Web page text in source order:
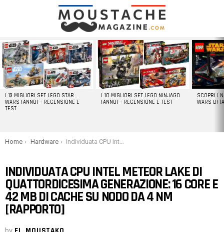
LATEST
STORIES
I 13 MIGLIORI SET LEGO STAR
WARS [ANNO] – RECENSIONE E
TEST
I 10 MIGLIORI SET LEGO NINJAGO
[ANNO] – RECENSIONE E TEST
SCOPRI I
WARS DI
You are here:
Home Hardware Individuata CPU Intel Meteor Lake di quattordicesima generazione: 16 core e 42 MB di cache su nodo da 4 nm [rapporto]
INDIVIDUATA CPU INTEL METEOR LAKE DI
QUATTORDICESIMA GENERAZIONE: 16 CORE E
42 MB DI CACHE SU NODO DA 4 NM
[RAPPORTO]